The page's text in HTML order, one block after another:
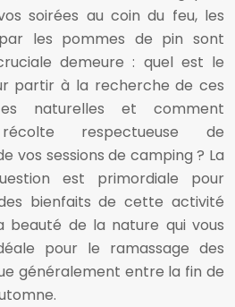
soirées au coin du feu, les
les pommes de pin sont
demeure : quel est le
partir à la recherche de ces
naturelles et comment
respectueuse de
vos sessions de camping ? La
est primordiale pour
bienfaits de cette activité
de la nature qui vous
pour le ramassage des
généralement entre la fin de